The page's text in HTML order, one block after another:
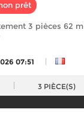
prêt
3 pièces 62
07:51 |
3 PIÈCE(S)